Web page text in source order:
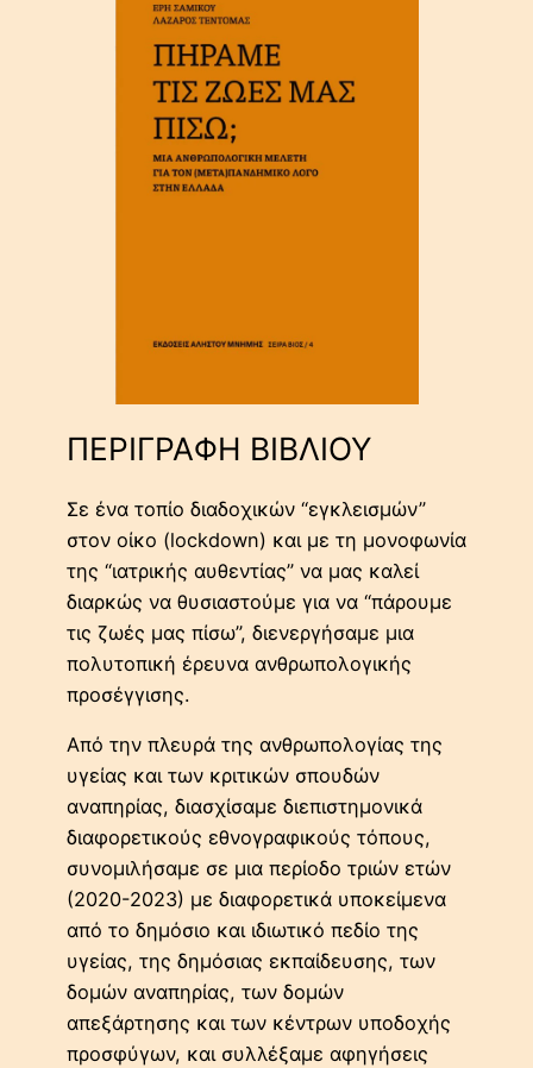
ΠΕΡΙΓΡΑΦΗ ΒΙΒΛΙΟΥ
Σε ένα τοπίο διαδοχικών “εγκλεισμών”
στον οίκο (lockdown) και με τη μονοφωνία
της “ιατρικής αυθεντίας” να μας καλεί
διαρκώς να θυσιαστούμε για να “πάρουμε
τις ζωές μας πίσω”, διενεργήσαμε μια
πολυτοπική έρευνα ανθρωπολογικής
προσέγγισης.
Από την πλευρά της ανθρωπολογίας της
υγείας και των κριτικών σπουδών
αναπηρίας, διασχίσαμε διεπιστημονικά
διαφορετικούς εθνογραφικούς τόπους,
συνομιλήσαμε σε μια περίοδο τριών ετών
(2020-2023) με διαφορετικά υποκείμενα
από το δημόσιο και ιδιωτικό πεδίο της
υγείας, της δημόσιας εκπαίδευσης, των
δομών αναπηρίας, των δομών
απεξάρτησης και των κέντρων υποδοχής
προσφύγων, και συλλέξαμε αφηγήσεις